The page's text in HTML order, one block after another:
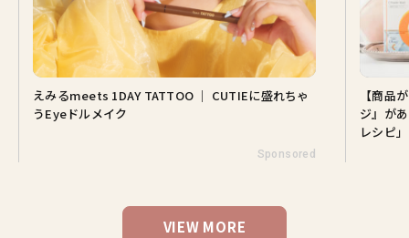
えみるmeets 1DAY TATTOO ｜ CUTIEに盛れちゃ
うEyeドルメイク
Sponsored
【商品
ジ』が
レシピ」
VIEW MORE